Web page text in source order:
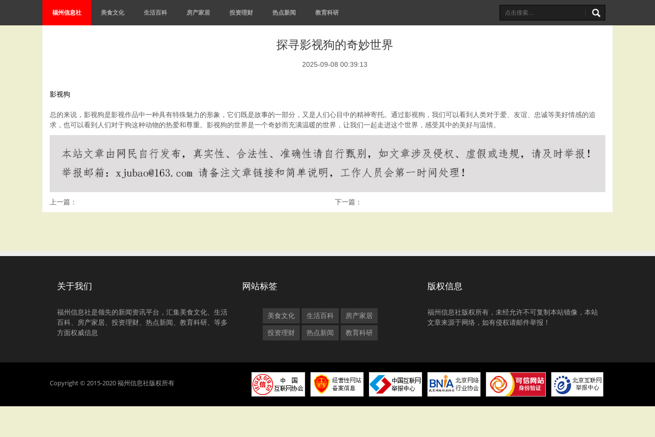
福州信息社 美食文化 生活百科 房产家居 投资理财 热点新闻 教育科研
探寻影视狗的奇妙世界
2025-09-08 00:39:13
影视狗
总的来说，影视狗是影视作品中一种具有特殊魅力的形象，它们既是故事的一部分，又是人们心目中的精神寄托。通过影视狗，我们可以看到人类对于爱、友谊、忠诚等美好情感的追
求，也可以看到人们对于狗这种动物的热爱和尊重。影视狗的世界是一个奇妙而充满温暖的世界，让我们一起走进这个世界，感受其中的美好与温情。
上一篇： 下一篇：
关于我们
福州信息社是领先的新闻资讯平台，汇集美食文化、生活
百科、房产家居、投资理财、热点新闻、教育科研、等多
方面权威信息
网站标签
美食文化 生活百科 房产家居
投资理财 热点新闻 教育科研
版权信息
福州信息社版权所有，未经允许不可复制本站镜像，本站
文章来源于网络，如有侵权请邮件举报！
Copyright © 2015-2020 福州信息社版权所有